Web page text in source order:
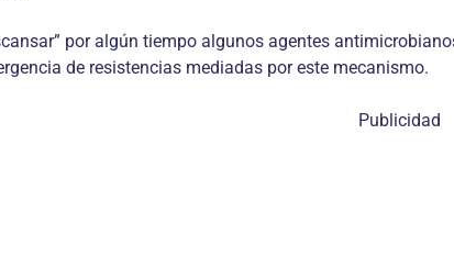
por algún tiempo algunos agentes
de resistencias mediadas por este mecanismo.
Publicidad